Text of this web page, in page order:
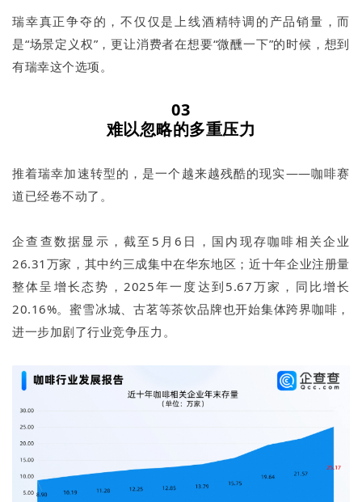
瑞幸真正争夺的，不仅仅是上线酒精特调的产品销量，而
是“场景定义权”，更让消费者在想要“微醺一下”的时候，想到
有瑞幸这个选项。
03
难以忽略的多重压力
推着瑞幸加速转型的，是一个越来越残酷的现实——咖啡赛
道已经卷不动了。
企查查数据显示，截至5月6日，国内现存咖啡相关企业
26.31万家，其中约三成集中在华东地区；近十年企业注册量
整体呈增长态势，2025年一度达到5.67万家，同比增长
20.16%。蜜雪冰城、古茗等茶饮品牌也开始集体跨界咖啡，
进一步加剧了行业竞争压力。